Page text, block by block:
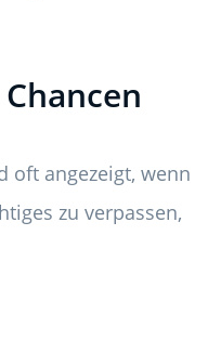
oft angezeigt, wenn
zu verpassen,